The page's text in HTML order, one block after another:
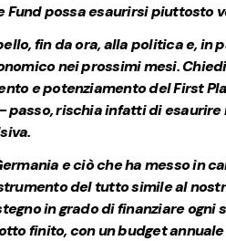
Fund possa esaurirsi piuttosto
fin da ora, alla politica e, in
nei prossimi mesi.
e potenziamento del First
passo, rischia infatti di esaurire
e ciò che ha messo in
del tutto simile al
in grado di finanziare ogni
finito, con un budget